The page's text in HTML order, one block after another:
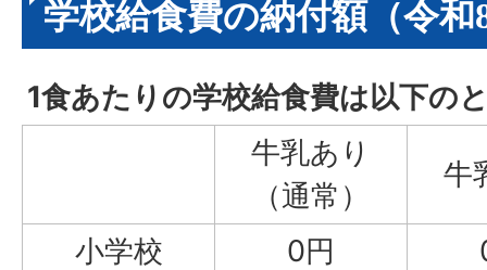
学校給食費の納付額（令和
1食あたりの学校給食費は以下の
牛乳あり
（通常）
牛
小学校 0円